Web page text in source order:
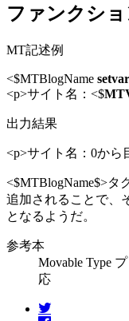
ファンクシ
MT記述例
<$MTBlogName setvar
<p>サイト名：<$
出力結果
<p>サイト名：0から
<$MTBlogName$>タ
追加されることで、
となるようだ。
参考本
Movable Type
応